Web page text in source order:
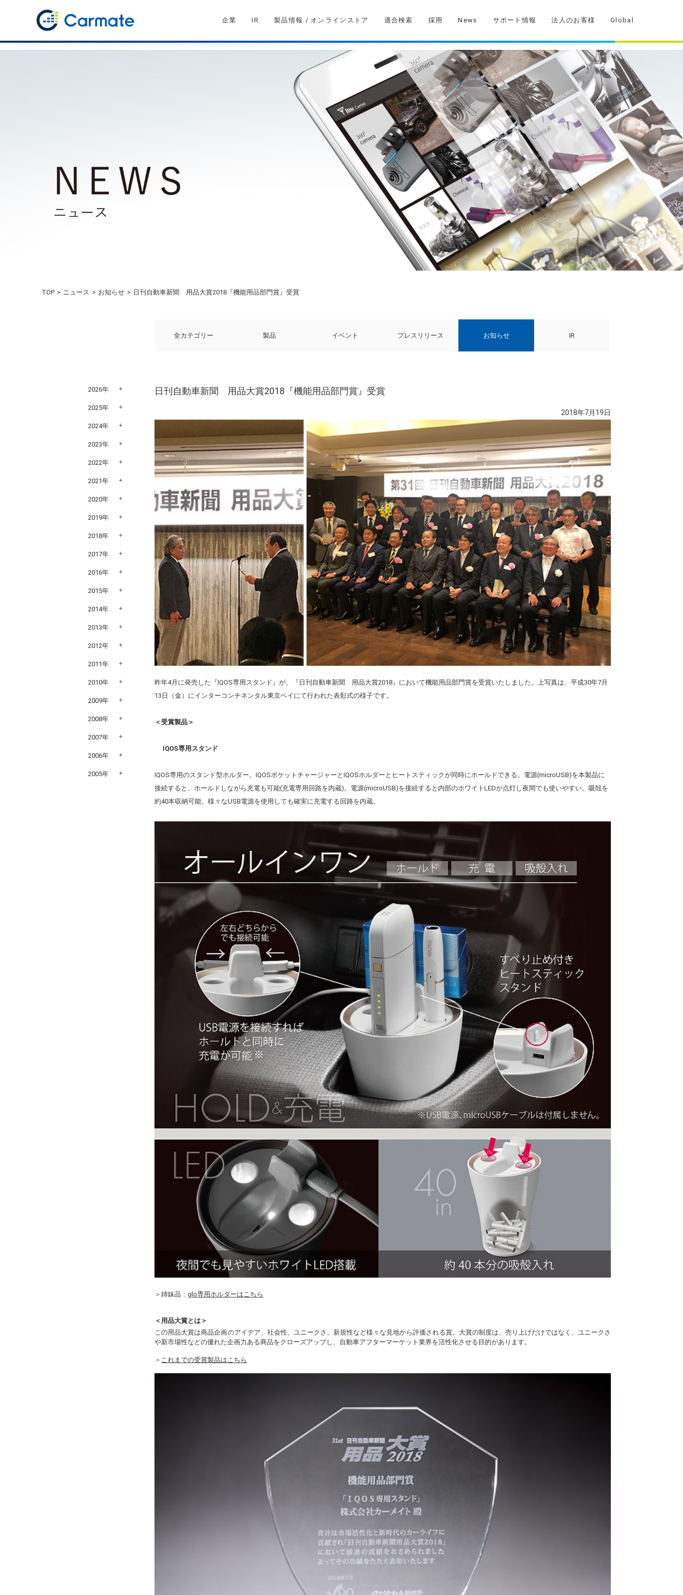
企業 IR 製品情報 / オンラインストア 適合検索 採用 News サポート情報 法人のお客様 Global
TOP ニュース お知らせ 日刊自動車新聞 用品大賞2018『機能用品部門賞』受賞
全カテゴリー 製品 イベント プレスリリース お知らせ IR
日刊自動車新聞 用品大賞2018『機能用品部門賞』受賞
2018年7月19日
昨年4月に発売した『IQOS専用スタンド』が、『日刊自動車新聞 用品大賞2018』において機能用品部門賞を受賞いたしました。上写真は、平成30年7月
13日（金）にインターコンチネンタル東京ベイにて行われた表彰式の様子です。
＜受賞製品＞
IQOS専用スタンド
IQOS専用のスタンド型ホルダー。IQOSポケットチャージャーとIQOSホルダーとヒートスティックが同時にホールドできる。電源(microUSB)を本製品に
接続すると、ホールドしながら充電も可能(充電専用回路を内蔵)。電源(microUSB)を接続すると内部のホワイトLEDが点灯し夜間でも使いやすい。吸殻を
約40本収納可能。様々なUSB電源を使用しても確実に充電する回路を内蔵。
＞姉妹品：glo専用ホルダーはこちら
＜用品大賞とは＞
この用品大賞は商品企画のアイデア、社会性、ユニークさ、新規性など様々な見地から評価される賞。大賞の制度は、売り上げだけではなく、ユニークさ
や新市場性などの優れた企画力ある商品をクローズアップし、自動車アフターマーケット業界を活性化させる目的があります。
＞ これまでの受賞製品はこちら
2026年
2025年
2024年
2023年
2022年
2021年
2020年
2019年
2018年
2017年
2016年
2015年
2014年
2013年
2012年
2011年
2010年
2009年
2008年
2007年
2006年
2005年